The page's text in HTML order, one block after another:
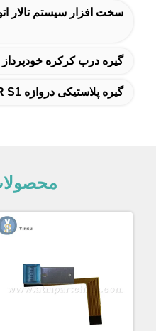
سخت افزار سیستم تالار
گیره درب کرکره خودپرداز NCR
گیره پلاستیکی دروازه NCR S1